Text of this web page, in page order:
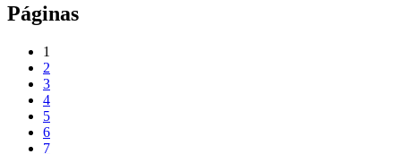
Páginas
1
2
3
4
5
6
7